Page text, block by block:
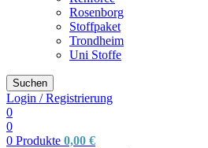
Rosenborg
Stoffpaket
Trondheim
Uni Stoffe
Suchen
Login / Registrierung
0
0
0 Produkte 0,00 €